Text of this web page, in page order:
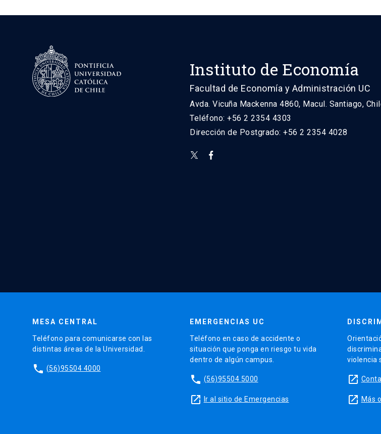
Instituto de Economía
Facultad de Economía y Administración UC
Avda. Vicuña Mackenna 4860, Macul. Santiago,
Teléfono: +56 2 2354 4303
Dirección de Postgrado: +56 2 2354 4028
MESA CENTRAL
Teléfono para comunicarse con las
distintas áreas de la Universidad.
phone (56)95504 4000
EMERGENCIAS UC
Teléfono en caso de accidente o
situación que ponga en riesgo tu vida
dentro de algún campus.
phone (56)95504 5000
launch Ir al sitio de Emergencias
violencia
launch
launch Más